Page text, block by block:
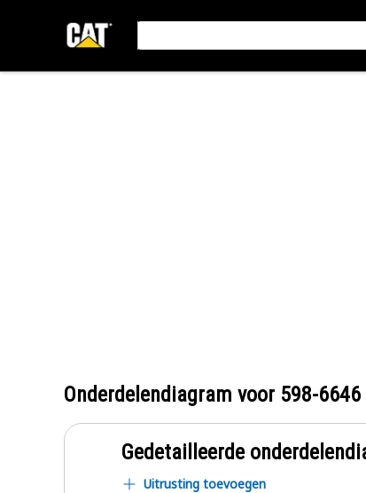
Onderdelendiagram voor 598-6646
Gedetailleerde
Uitrusting toevoegen